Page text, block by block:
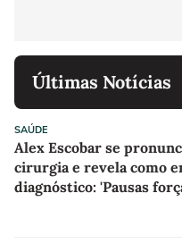
Últimas Notícias
SAÚDE
Alex Escobar se
cirurgia e revela como
diagnóstico: 'Pausas